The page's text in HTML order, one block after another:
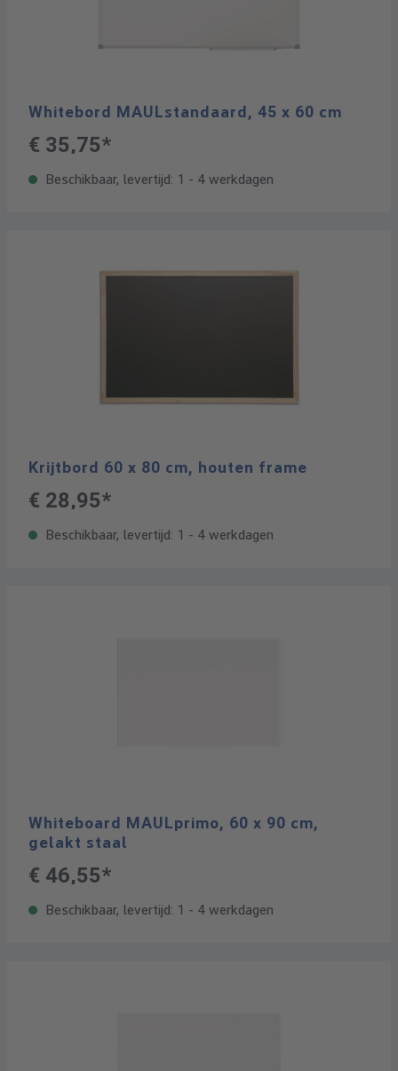
Whitebord MAULstandaard, 45 x 60 cm
€ 35,75*
Beschikbaar, levertijd: 1 - 4 werkdagen
Krijtbord 60 x 80 cm, houten frame
€ 28,95*
Beschikbaar, levertijd: 1 - 4 werkdagen
Whiteboard MAULprimo, 60 x 90 cm,
gelakt staal
€ 46,55*
Beschikbaar, levertijd: 1 - 4 werkdagen